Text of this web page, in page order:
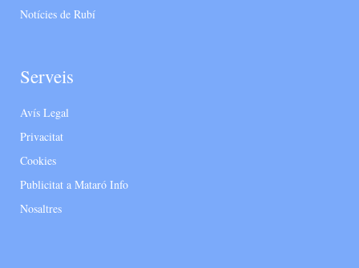
Notícies de Rubí
Serveis
Avís Legal
Privacitat
Cookies
Publicitat a Mataró Info
Nosaltres